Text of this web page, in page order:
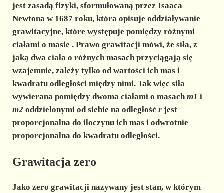
jest zasadą fizyki, sformułowaną przez Isaaca
Newtona w 1687 roku, która opisuje oddziaływanie
grawitacyjne, które występuje pomiędzy różnymi
ciałami o masie . Prawo grawitacji mówi, że siła, z
jaką dwa ciała o różnych masach przyciągają się
wzajemnie, zależy tylko od wartości ich mas i
kwadratu odległości między nimi. Tak więc siła
wywierana pomiędzy dwoma ciałami o masachm1 i
m2 oddzielonymi od siebie na odległość rjest
proporcjonalna do iloczynu ich mas i odwrotnie
proporcjonalna do kwadratu odległości.
Grawitacja zero
Jako zero grawitacji nazywany jest stan, w którym